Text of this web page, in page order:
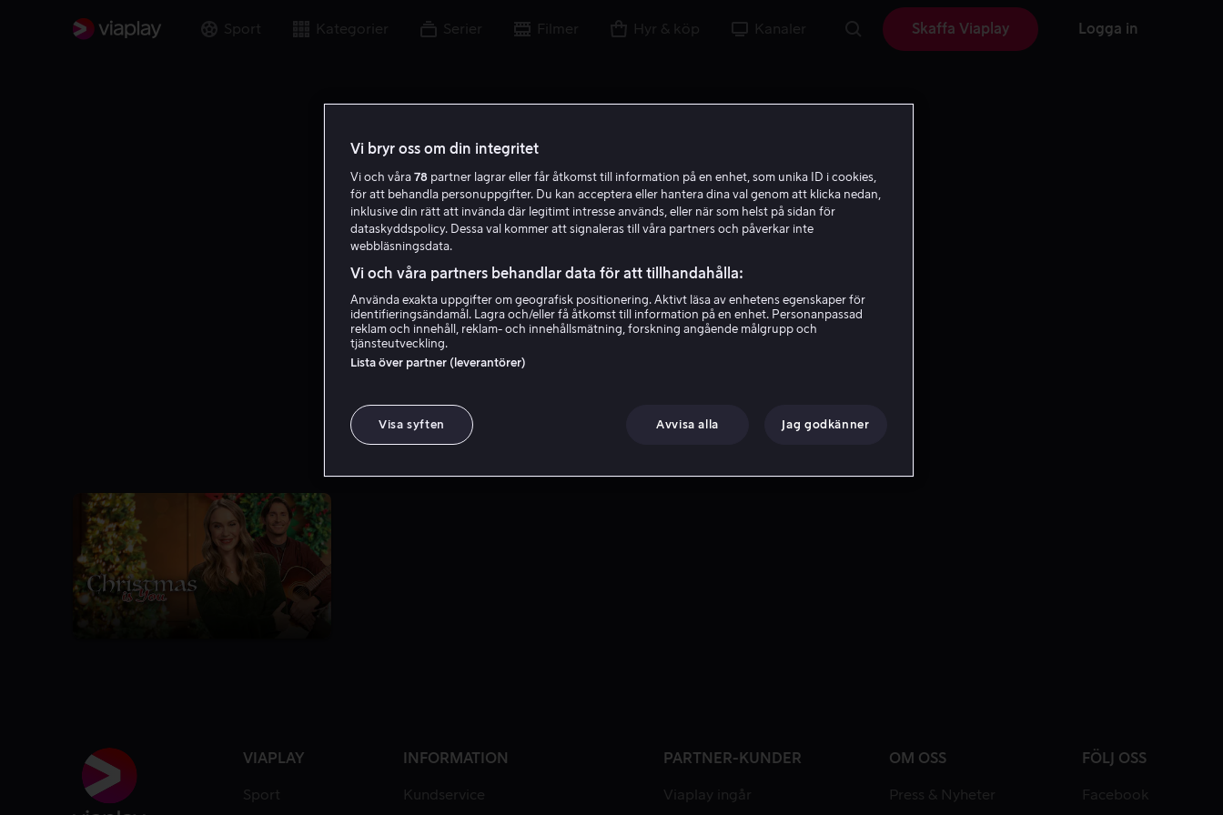
Sport Kategorier Serier Filmer Hyr & köp Kanaler Skaffa Viaplay Logga in
Allan Harmon
VIAPLAY
Sport
INFORMATION
Kundservice
PARTNER-KUNDER
Viaplay ingår
OM OSS
Press & Nyheter
FÖLJ OSS
Facebook
Vi bryr oss om din integritet
Vi och våra 78 partner lagrar eller får åtkomst till information på en enhet, som unika ID i cookies,
för att behandla personuppgifter. Du kan acceptera eller hantera dina val genom att klicka nedan,
inklusive din rätt att invända där legitimt intresse används, eller när som helst på sidan för
dataskyddspolicy. Dessa val kommer att signaleras till våra partners och påverkar inte
webbläsningsdata.
Vi och våra partners behandlar data för att tillhandahålla:
Använda exakta uppgifter om geografisk positionering. Aktivt läsa av enhetens egenskaper för
identifieringsändamål. Lagra och/eller få åtkomst till information på en enhet. Personanpassad
reklam och innehåll, reklam- och innehållsmätning, forskning angående målgrupp och
tjänsteutveckling.
Lista över partner (leverantörer)
Visa syften Avvisa alla Jag godkänner